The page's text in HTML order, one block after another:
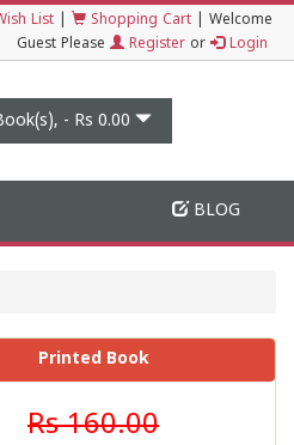
List Shopping Cart
Welcome
Guest Please
Register or Login
- Rs 0.00
BLOG
Printed Book
Rs 160.00